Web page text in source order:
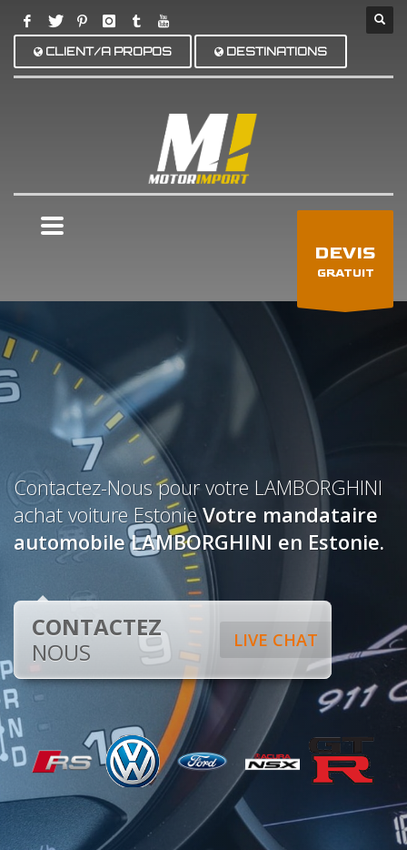
CLIENT/A PROPOS DESTINATIONS
DEVIS
GRATUIT
Contactez-Nous pour votre LAMBORGHINI
achat voiture EstonieVotre mandataire
automobile LAMBORGHINI en Estonie.
LIVE CHAT
CONTACTEZ
NOUS